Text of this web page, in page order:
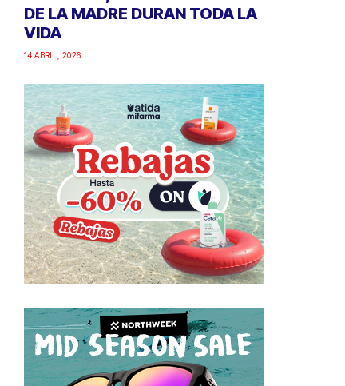
DE LA MADRE DURAN TODA LA
VIDA
14 ABRIL, 2026